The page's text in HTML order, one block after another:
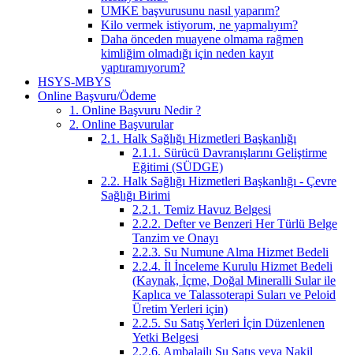
UMKE başvurusunu nasıl yaparım?
Kilo vermek istiyorum, ne yapmalıyım?
Daha önceden muayene olmama rağmen
kimliğim olmadığı için neden kayıt
yaptıramıyorum?
HSYS-MBYS
Online Başvuru/Ödeme
1. Online Başvuru Nedir ?
2. Online Başvurular
2.1. Halk Sağlığı Hizmetleri Başkanlığı
2.1.1. Sürücü Davranışlarını Geliştirme
Eğitimi (SÜDGE)
2.2. Halk Sağlığı Hizmetleri Başkanlığı - Çevre
Sağlığı Birimi
2.2.1. Temiz Havuz Belgesi
2.2.2. Defter ve Benzeri Her Türlü Belge
Tanzim ve Onayı
2.2.3. Su Numune Alma Hizmet Bedeli
2.2.4. İl İnceleme Kurulu Hizmet Bedeli
(Kaynak, İçme, Doğal Mineralli Sular ile
Kaplıca ve Talassoterapi Suları ve Peloid
Üretim Yerleri için)
2.2.5. Su Satış Yerleri İçin Düzenlenen
Yetki Belgesi
2.2.6. Ambalajlı Su Satış veya Nakil